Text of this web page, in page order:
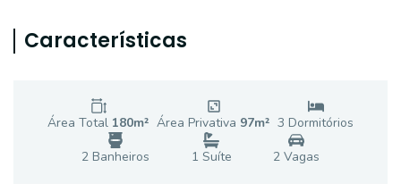
Características
Área Total 180m² Área Privativa 97m² 3 Dormitórios
2 Banheiros 1 Suíte 2Vagas